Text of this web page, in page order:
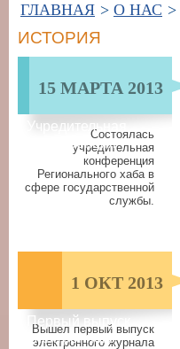
ГЛАВНАЯ > О НАС >
ИСТОРИЯ
15 МАРТА 2013
Учредительная
конференция
Cостоялась
учредительная
конференция
Регионального хаба в
сфере государственной
службы.
1 ОКТ 2013
Первый выпуск
электронного
Вышел первый выпуск
электронного журнала